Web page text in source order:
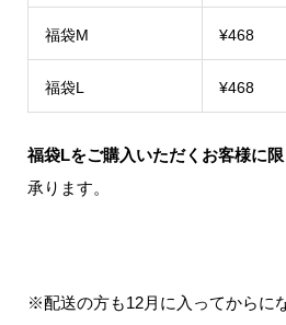
福袋M ¥468
福袋L ¥468
福袋Lをご購入いただくお客様に限
承ります。
※配送の方も12月に入ってからに